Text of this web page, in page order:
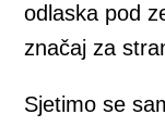
odlaska pod
značaj za
Sjetimo se